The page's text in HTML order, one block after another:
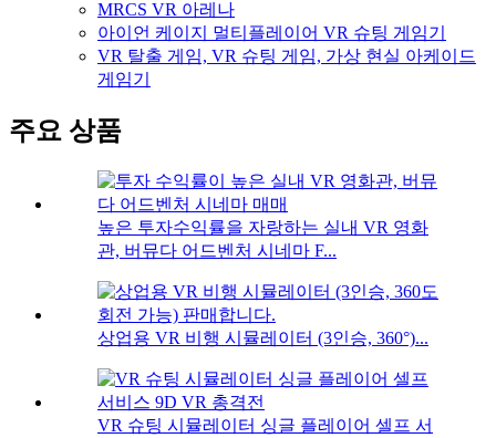
MRCS VR 아레나
아이언 케이지 멀티플레이어 VR 슈팅 게임기
VR 탈출 게임, VR 슈팅 게임, 가상 현실 아케이드
게임기
주요 상품
높은 투자수익률을 자랑하는 실내 VR 영화
관, 버뮤다 어드벤처 시네마 F...
상업용 VR 비행 시뮬레이터 (3인승, 360°)...
VR 슈팅 시뮬레이터 싱글 플레이어 셀프 서